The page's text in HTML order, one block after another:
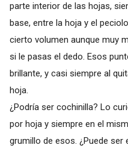
parte interior de las hojas,
base, entre la hoja y el
cierto volumen aunque muy
si le pasas el dedo. Esos
brillante, y casi siempre al
hoja.
¿Podría ser cochinilla? Lo
por hoja y siempre en el
grumillo de esos. ¿Puede ser